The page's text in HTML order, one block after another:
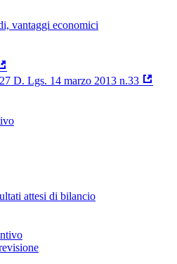
vantaggi economici
D. Lgs. 14 marzo 2013 n.33
attesi di bilancio